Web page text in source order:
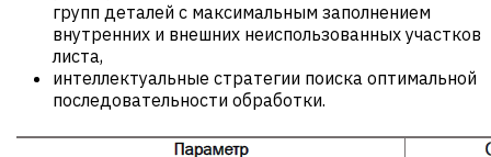
групп деталей с максимальным заполнением
внутренних и внешних неиспользованных участков
листа,
интеллектуальные стратегии поиска оптимальной
последовательности обработки.